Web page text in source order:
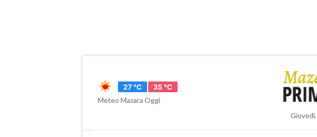
27 °C
35 °C
Meteo Mazara Oggi